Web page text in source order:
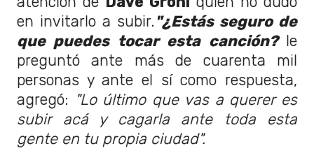
en invitarlo a subir. "¿Estás seguro de
que puedes tocar esta canción?
le
preguntó ante más de cuarenta mil
personas y ante el sí como respuesta,
agregó: "Lo último que vas a querer es
subir acá y cagarla ante toda esta
gente en tu propia ciudad".